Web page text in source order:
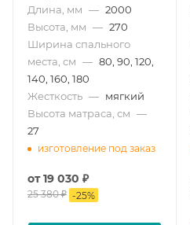
Длина, мм — 2000
Высота, мм — 270
Ширина спального
места, см — 80, 90, 120,
140, 160, 180
Жесткость — мягкий
Высота матраса, см —
27
изготовление под заказ
от19 030 ₽
25 380 ₽ -25%